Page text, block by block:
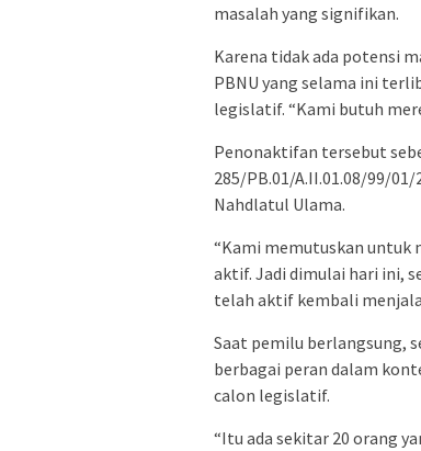
masalah yang signifikan.
Karena tidak ada potensi
PBNU yang selama ini
legislatif. “Kami butuh
Penonaktifan tersebut
285/PB.01/A.II.01.08/99/
Nahdlatul Ulama.
“Kami memutuskan
aktif. Jadi dimulai hari ini,
telah aktif kembali
Saat pemilu berlangsung,
berbagai peran dalam
calon legislatif.
“Itu ada sekitar 20 orang